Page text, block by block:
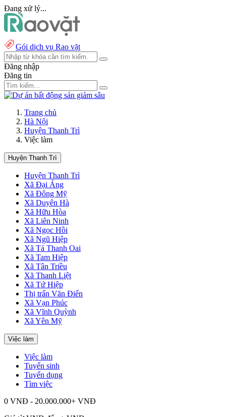
Đang xử lý...
Gói dịch vụ Rao vặt
Đăng nhập
Đăng tin
Trang chủ
Hà Nội
Huyện Thanh Trì
Việc làm
Huyện Thanh Trì
Huyện Thanh Trì
Xã Đại Áng
Xã Đông Mỹ
Xã Duyên Hà
Xã Hữu Hòa
Xã Liên Ninh
Xã Ngọc Hồi
Xã Ngũ Hiệp
Xã Tả Thanh Oai
Xã Tam Hiệp
Xã Tân Triều
Xã Thanh Liệt
Xã Tứ Hiệp
Thị trấn Văn Điển
Xã Vạn Phúc
Xã Vĩnh Quỳnh
Xã Yên Mỹ
Việc làm
Việc làm
Tuyển sinh
Tuyển dụng
Tìm việc
0 VNĐ - 20.000.000+ VNĐ